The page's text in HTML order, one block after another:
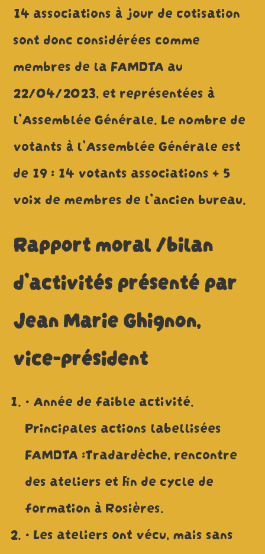
14 associations à jour de cotisation
sont donc considérées comme
membres de la FAMDTA au
22/04/2023, et représentées à
l’Assemblée Générale. Le nombre de
votants à l’Assemblée Générale est
de 19 : 14 votants associations + 5
voix de membres de l’ancien bureau.
Rapport moral /bilan
d’activités présenté par
Jean Marie Ghignon,
vice-président
• Année de faible activité.
Principales actions labellisées
FAMDTA :Tradardèche, rencontre
des ateliers et fin de cycle de
formation à Rosières.
• Les ateliers ont vécu, mais sans